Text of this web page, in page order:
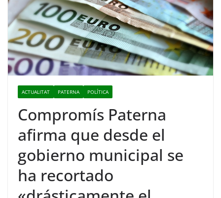
ACTUALITAT PATERNA POLÍTICA
Compromís Paterna
afirma que desde el
gobierno municipal se
ha recortado